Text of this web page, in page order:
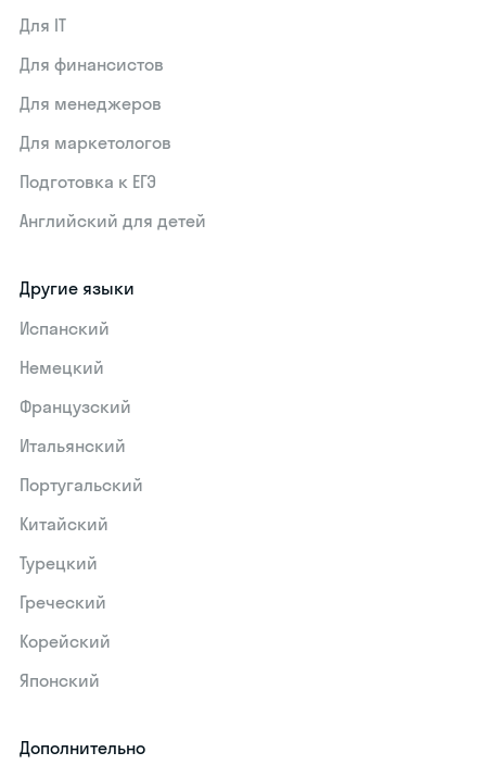
Для IT
Для финансистов
Для менеджеров
Для маркетологов
Подготовка к ЕГЭ
Английский для детей
Другие языки
Испанский
Немецкий
Французский
Итальянский
Португальский
Китайский
Турецкий
Греческий
Корейский
Японский
Дополнительно